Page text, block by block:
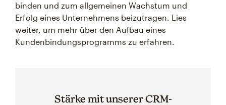
binden und zum allgemeinen Wachstum und
Erfolg eines Unternehmens beizutragen. Lies
weiter, um mehr über den Aufbau eines
Kundenbindungsprogramms zu erfahren.
Stärke mit unserer CRM-